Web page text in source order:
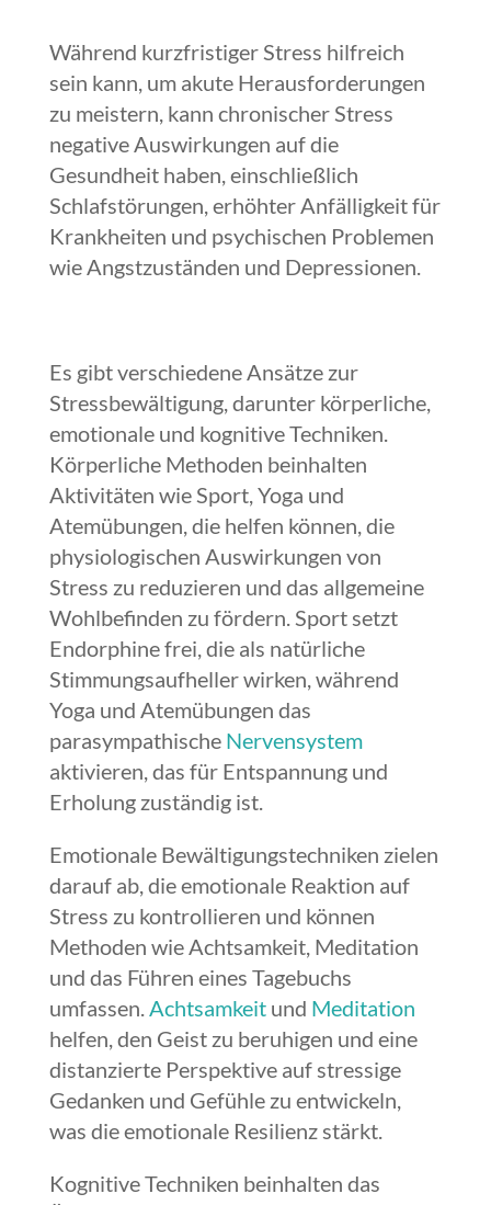
Während kurzfristiger Stress hilfreich
sein kann, um akute Herausforderungen
zu meistern, kann chronischer Stress
negative Auswirkungen auf die
Gesundheit haben, einschließlich
Schlafstörungen, erhöhter Anfälligkeit für
Krankheiten und psychischen Problemen
wie Angstzuständen und Depressionen.
Es gibt verschiedene Ansätze zur
Stressbewältigung, darunter körperliche,
emotionale und kognitive Techniken.
Körperliche Methoden beinhalten
Aktivitäten wie Sport, Yoga und
Atemübungen, die helfen können, die
physiologischen Auswirkungen von
Stress zu reduzieren und das allgemeine
Wohlbefinden zu fördern. Sport setzt
Endorphine frei, die als natürliche
Stimmungsaufheller wirken, während
Yoga und Atemübungen das
parasympathische Nervensystem
aktivieren, das für Entspannung und
Erholung zuständig ist.
Emotionale Bewältigungstechniken zielen
darauf ab, die emotionale Reaktion auf
Stress zu kontrollieren und können
Methoden wie Achtsamkeit, Meditation
und das Führen eines Tagebuchs
umfassen.Achtsamkeitund Meditation
helfen, den Geist zu beruhigen und eine
distanzierte Perspektive auf stressige
Gedanken und Gefühle zu entwickeln,
was die emotionale Resilienz stärkt.
Kognitive Techniken beinhalten das